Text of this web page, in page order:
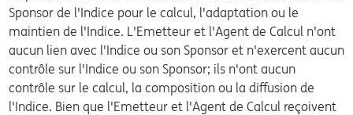
Sponsor de l'Indice pour le calcul, l'adaptation ou le
maintien de l'Indice. L'Emetteur et l'Agent de Calcul n'ont
aucun lien avec l'Indice ou son Sponsor et n'exercent aucun
contrôle sur l'Indice ou son Sponsor; ils n'ont aucun
contrôle sur le calcul, la composition ou la diffusion de
l'Indice. Bien que l'Emetteur et l'Agent de Calcul reçoivent